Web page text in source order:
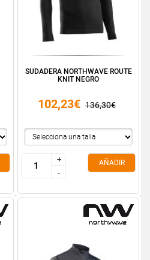
SUDADERA NORTHWAVE ROUTE
KNIT NEGRO
102,23€ 136,30€
+
-
+
-
AÑADIR